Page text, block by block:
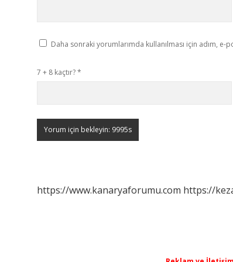
Daha sonraki yorumlarımda kullanılması için adım,
7 + 8 kaçtır?*
https://www.kanaryaforumu.com https://